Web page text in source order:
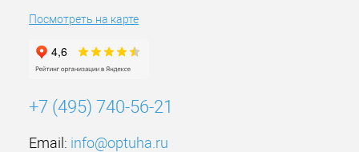
Посмотреть на карте
+7 (495) 740-56-21
Email: info@optuha.ru